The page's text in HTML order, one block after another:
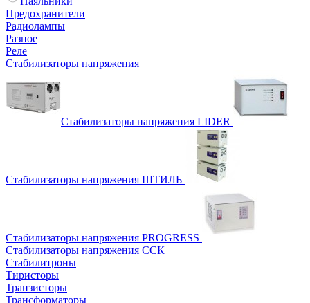
Предохранители
Радиолампы
Разное
Реле
Стабилизаторы напряжения
Стабилизаторы напряжения LIDER
Стабилизаторы напряжения ШТИЛЬ
Стабилизаторы напряжения PROGRESS
Стабилизаторы напряжения ССК
Стабилитроны
Тиристоры
Транзисторы
Трансформаторы